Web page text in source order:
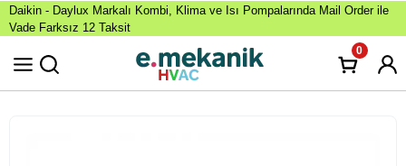
Daikin - Daylux Markalı Kombi, Klima ve Isı Pompalarında Mail Order ile
Vade Farksız 12 Taksit
0